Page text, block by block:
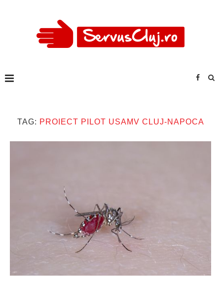
TAG: PROIECT PILOT USAMV CLUJ-NAPOCA